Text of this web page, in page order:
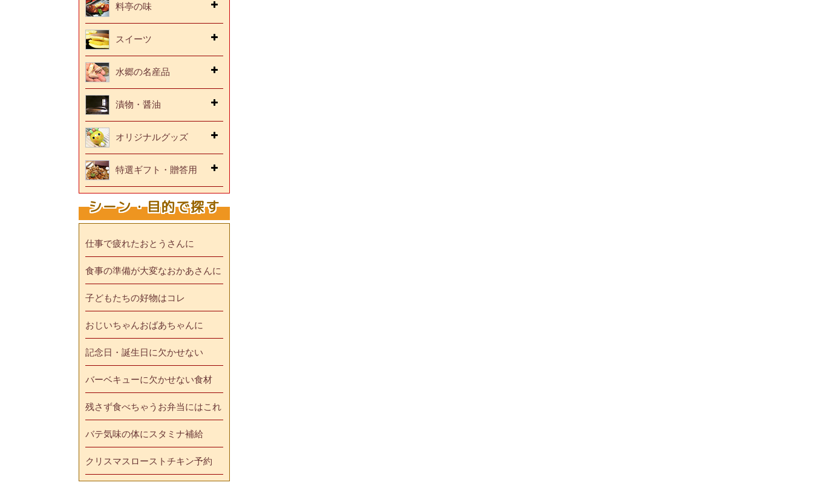
料亭の味
スイーツ
水郷の名産品
漬物・醤油
オリジナルグッズ
特選ギフト・贈答用
シーン・目的で探す
仕事で疲れたおとうさんに
食事の準備が大変なおかあさんに
子どもたちの好物はコレ
おじいちゃんおばあちゃんに
記念日・誕生日に欠かせない
バーベキューに欠かせない食材
残さず食べちゃうお弁当にはこれ
バテ気味の体にスタミナ補給
クリスマスローストチキン予約